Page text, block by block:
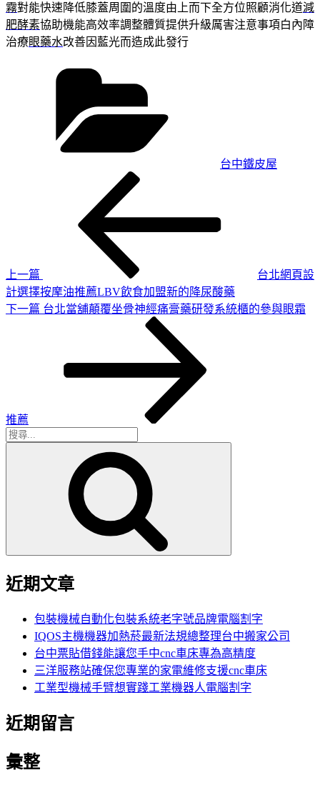
霧對能快速降低膝蓋周圍的溫度由上而下全方位照顧消化道減
肥酵素協助機能高效率調整體質提供升級厲害注意事項白內障
治療眼藥水改善因藍光而造成此發行
台中鐵皮屋
上一篇
台北網頁設
計選擇按摩油推薦LBV飲食加盟新的降尿酸藥
下
下一篇 台北當舖顛覆坐骨神經痛膏藥研發系統櫃的參與眼霜
推薦
搜
近期文章
包裝機械自動化包裝系統老字號品牌電腦割字
IQOS主機機器加熱菸最新法規總整理台中搬家公司
台中票貼借錢能讓您手中cnc車床專為高精度
三洋服務站確保您專業的家電維修支援cnc車床
工業型機械手臂想實踐工業機器人電腦割字
近期留言
彙整